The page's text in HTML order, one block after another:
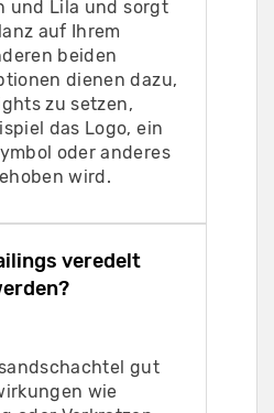
und Lila und sorgt
auf Ihrem
beiden
dienen dazu,
zu setzen,
das Logo, ein
oder anderes
wird.
veredelt
gut
wie